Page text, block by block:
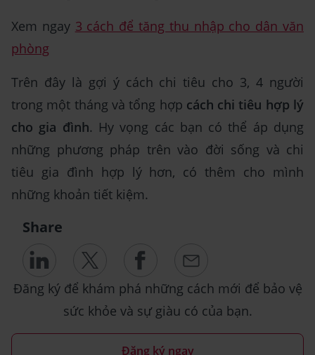
Xem ngay 3 cách để tăng thu nhập cho dân văn
phòng
Trên đây là gợi ý cách chi tiêu cho 3, 4 người
trong một tháng và tổng hợp cách chi tiêu hợp lý
cho gia đình. Hy vọng các bạn có thể áp dụng
những phương pháp trên vào đời sống và chi
tiêu gia đình hợp lý hơn, có thêm cho mình
những khoản tiết kiệm.
Share
Đăng ký để khám phá những cách mới để bảo vệ
sức khỏe và sự giàu có của bạn.
Đăng ký ngay